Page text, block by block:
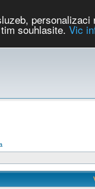
souhlasite. Vic